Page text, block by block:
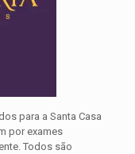
para a Santa Casa
por exames
Todos são